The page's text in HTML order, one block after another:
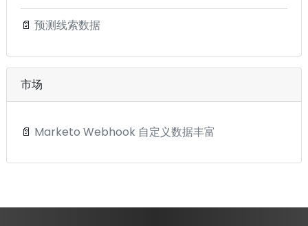
📄 预测线索数据
市场
📄 Marketo Webhook 自定义数据丰富